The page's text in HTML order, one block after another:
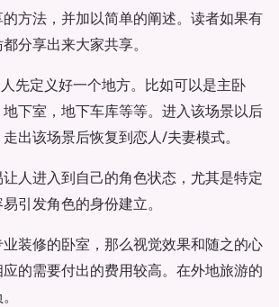
方法，并加以简单的阐述。读者如果有
分享出来大家共享。
先定义好一个地方。比如可以是主卧
下室，地下车库等等。进入该场景以后
出该场景后恢复到恋人/夫妻模式。
人进入到自己的角色状态，尤其是特定
引发角色的身份建立。
装修的卧室，那么视觉效果和随之的心
的需要付出的费用较高。在外地旅游的